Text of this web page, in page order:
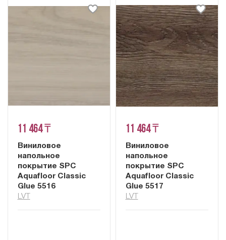
11 464 ₸
Виниловое
напольное
покрытие SPC
Aquafloor Classic
Glue 5516
LVT
11 464 ₸
Виниловое
напольное
покрытие SPC
Aquafloor Classic
Glue 5517
LVT